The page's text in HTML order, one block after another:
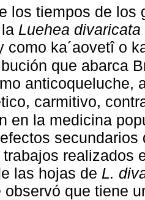
los tiempos de los
Luehea divaricata
como ka´aovetî o
que abarca
anticoqueluche,
carmitivo,
en la medicina
trabajos realizados
las hojas de L.
observó que tiene